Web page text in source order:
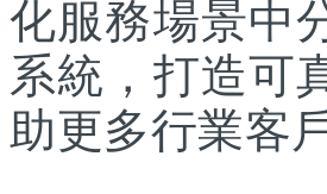
化服務場景中
系統，打造可
助更多行業客